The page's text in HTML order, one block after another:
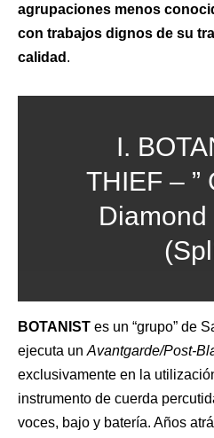
agrupaciones menos
con trabajos dignos de su
calidad .
I.
THIEF – ”
Diamond
BOTANIST es un “grupo” de
ejecuta un Avantgarde/Post-
exclusivamente en la
instrumento de cuerda
voces, bajo y batería. Años